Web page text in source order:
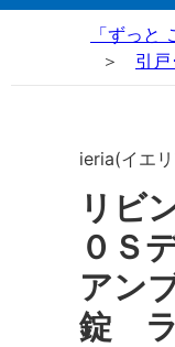
「ずっ
引
ieria(イエ
リビ
０Ｓ
アン
錠 ラ